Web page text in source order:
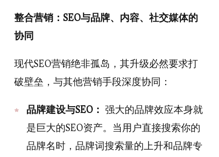
整合营销：SEO与品牌、内容、社交媒体的
协同
现代SEO营销绝非孤岛，其升级必然要求打
破壁垒，与其他营销手段深度协同：
品牌建设与SEO： 强大的品牌效应本身就
是巨大的SEO资产。当用户直接搜索你的
品牌名时，品牌词搜索量的上升和品牌专